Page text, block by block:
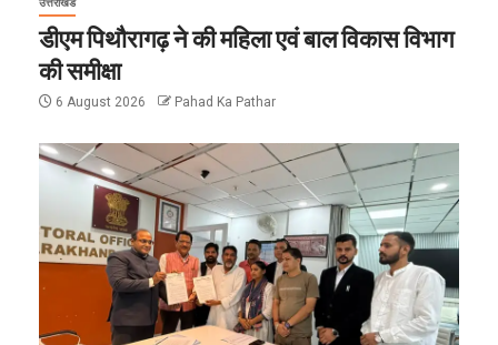
उत्तराखंड
डीएम पिथौरागढ़ ने की महिला एवं बाल विकास विभाग
की समीक्षा
6 August 2026 Pahad Ka Pathar